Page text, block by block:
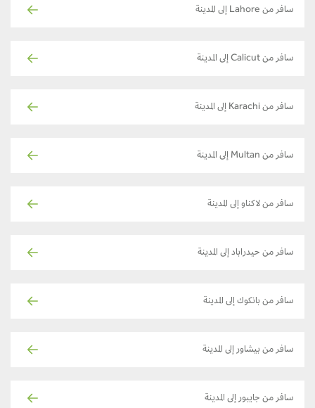
سافر من Lahore إلى المدينة
سافر من Calicut إلى المدينة
سافر من Karachi إلى المدينة
سافر من Multan إلى المدينة
سافر من لاكناو إلى المدينة
سافر من حيدراباد إلى المدينة
سافر من بانكوك إلى المدينة
سافر من بيشاور إلى المدينة
سافر من جايبور إلى المدينة